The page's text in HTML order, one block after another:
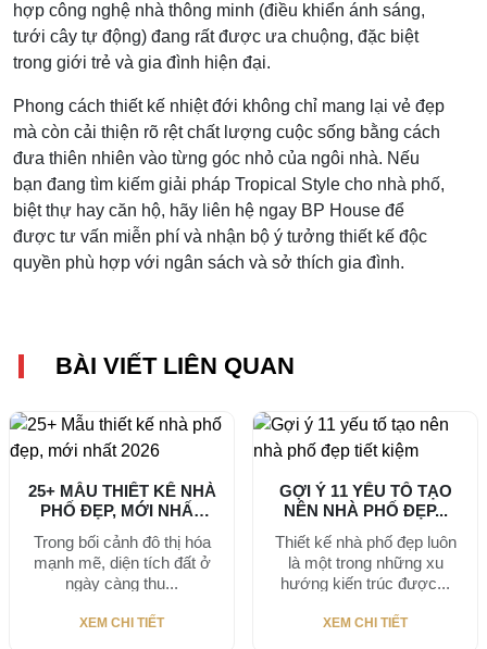
hợp công nghệ nhà thông minh (điều khiển ánh sáng,
tưới cây tự động) đang rất được ưa chuộng, đặc biệt
trong giới trẻ và gia đình hiện đại.
Phong cách thiết kế nhiệt đới không chỉ mang lại vẻ đẹp
mà còn cải thiện rõ rệt chất lượng cuộc sống bằng cách
đưa thiên nhiên vào từng góc nhỏ của ngôi nhà. Nếu
bạn đang tìm kiếm giải pháp Tropical Style cho nhà phố,
biệt thự hay căn hộ, hãy liên hệ ngay BP House để
được tư vấn miễn phí và nhận bộ ý tưởng thiết kế độc
quyền phù hợp với ngân sách và sở thích gia đình.
BÀI VIẾT LIÊN QUAN
25+ MẪU THIẾT KẾ NHÀ
PHỐ ĐẸP, MỚI NHẤT
2026
Trong bối cảnh đô thị hóa
mạnh mẽ, diện tích đất ở
ngày càng thu...
XEM CHI TIẾT
GỢI Ý 11 YẾU TỐ TẠO
NÊN NHÀ PHỐ ĐẸP...
Thiết kế nhà phố đẹp luôn
là một trong những xu
hướng kiến trúc được...
XEM CHI TIẾT